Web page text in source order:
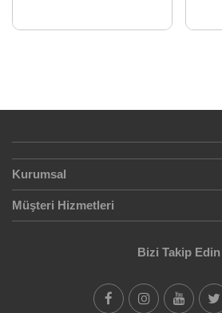
Kurumsal
Müşteri Hizmetleri
Bizi Takip Edin